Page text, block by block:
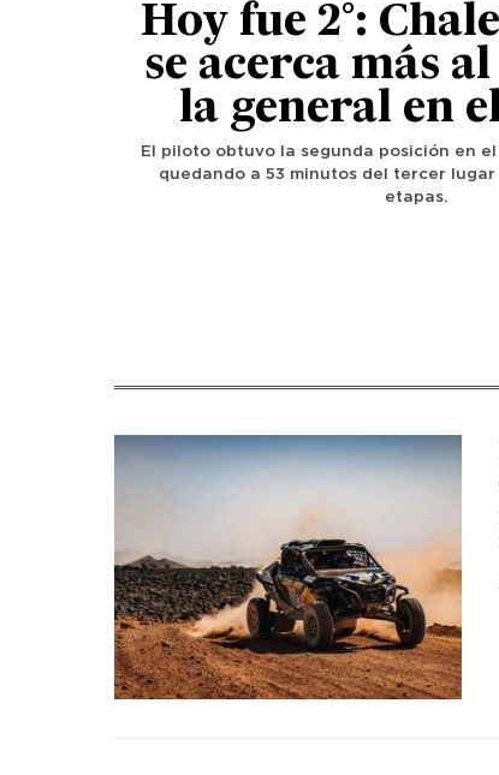
Hoy fue 2°:
se acerca más
la general en
El piloto obtuvo la segunda posición en
quedando a 53 minutos del tercer
etapas.